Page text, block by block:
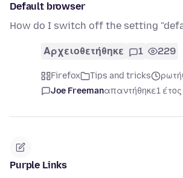
Default browser
How do I switch off the setting
Αρχειοθετήθηκε 1 229
Firefox Tips and tricks
Joe Freemanαπαντήθηκε1
Purple Links